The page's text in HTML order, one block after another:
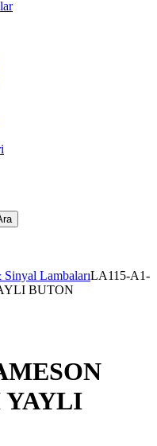
LambalarıLA115-A1-
BUTON